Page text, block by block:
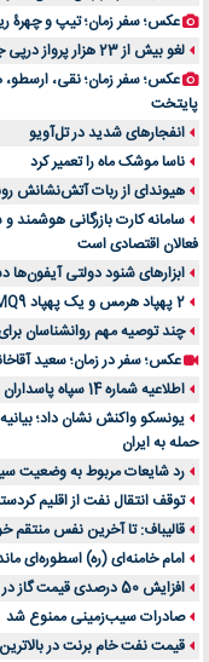
عکس؛ سفر زمان؛ تیپ و چهرۀ
لغو بیش از 23 هزار پرواز درپی جنگ آمریکا و اسرائیل علیه ایران
عکس؛ سفر زمان؛ نقی،
پایتخت
انفجارهای شدید در تل‌آویو
ناسا موشک ماه را تعمیر کرد
هیوندای از ربات آتش‌نشانش
سامانه کارت بازرگانی
فعالان اقتصادی است
ابزارهای شنود دولتی آیفون‌ها
2 پهپاد هرمس و یک پهپاد MQ9 در اصفهان منهدم شد
چند توصیه مهم روانشناسان
عکس؛ سفر در زمان؛ سعید
اطلاعیه شماره 14 سپاه پاسداران
یونسکو واکنش نشان داد؛
حمله به ایران
رد شایعات مربوط به وضعیت
توقف انتقال نفت از اقلیم
قالیباف: تا آخرین نفس منتقم
امام خامنه‌ای (ره) اسطوره‌ای
افزایش 50 درصدی قیمت گاز در اروپا
صادرات سیب‌زمینی ممنوع شد
قیمت نفت خام برنت در